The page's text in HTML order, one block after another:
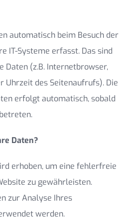
automatisch beim Besuch der
IT-Systeme erfasst. Das sind
Daten (z.B. Internetbrowser,
Uhrzeit des Seitenaufrufs). Die
erfolgt automatisch, sobald
Daten?
erhoben, um eine fehlerfreie
zu gewährleisten.
zur Analyse Ihres
werden.